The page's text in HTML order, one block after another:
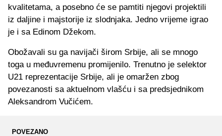
kvalitetama, a posebno će se pamtiti njegovi projektili
iz daljine i majstorije iz slodnjaka. Jedno vrijeme igrao
je i sa Edinom Džekom.
Obožavali su ga navijači širom Srbije, ali se mnogo
toga u međuvremenu promijenilo. Trenutno je selektor
U21 reprezentacije Srbije, ali je omaržen zbog
povezanosti sa aktuelnom vlašću i sa predsjednikom
Aleksandrom Vučićem.
POVEZANO